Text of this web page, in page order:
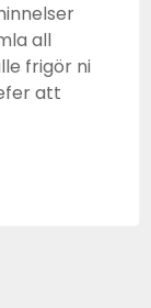
all
frigör ni
att